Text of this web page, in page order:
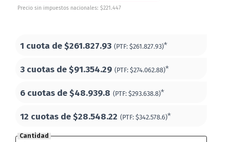
Precio sin impuestos nacionales: $221.447
1 cuota de$261.827.93 (PTF: $261.827.93)*
3 cuotas de$91.354.29 (PTF: $274.062.88)*
6 cuotas de$48.939.8 (PTF: $293.638.8)*
12 cuotas de$28.548.22 (PTF: $342.578.6)*
Cantidad